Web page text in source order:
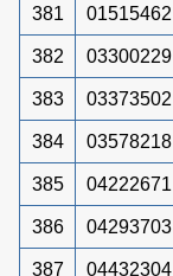
381 01515462
382 03300229
383 03373502
384 03578218
385 04222671
386 04293703
387 04432304